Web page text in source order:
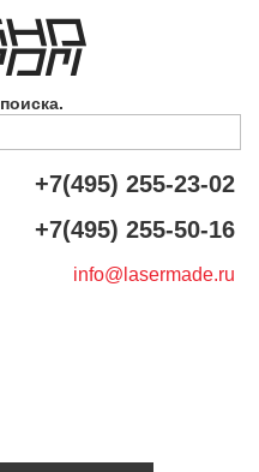
+7(495) 255-23-02
+7(495) 255-50-16
info@lasermade.ru